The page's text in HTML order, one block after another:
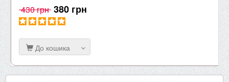
430 грн 380 грн
До кошика